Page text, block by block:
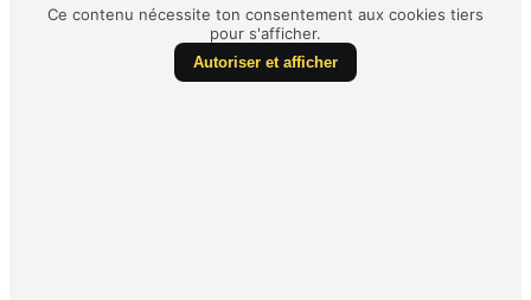
Ce contenu nécessite ton consentement aux cookies tiers
pour s'afficher.
Autoriser et afficher